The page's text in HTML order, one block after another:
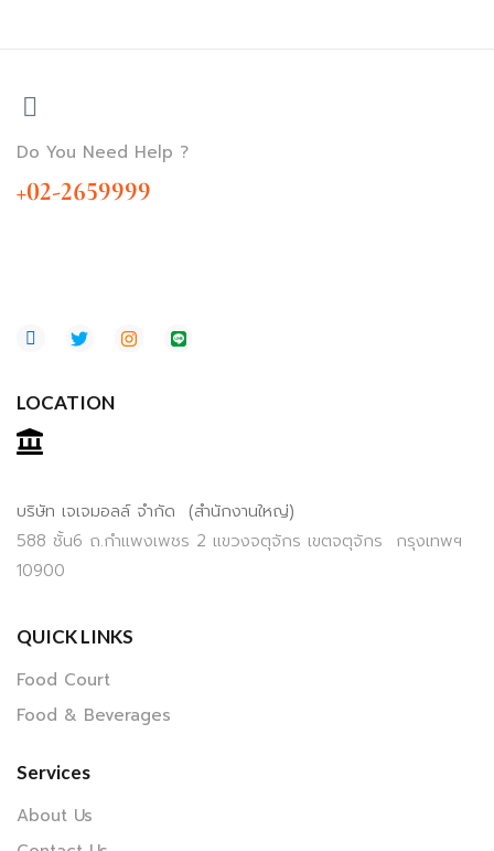
Do You Need Help ?
+02-2659999
LOCATION
บริษัท เจเจมอลล์ จำกัด (สำนักงานใหญ่)
588 ชั้น6 ถ.กำแพงเพชร 2 แขวงจตุจักร เขตจตุจักร กรุงเทพฯ
10900
QUICK LINKS
Food Court
Food & Beverages
Services
About Us